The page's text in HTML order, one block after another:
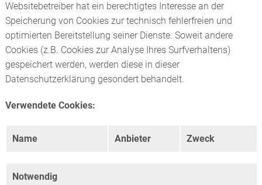
Websitebetreiber hat ein berechtigtes Interesse an der
Speicherung von Cookies zur technisch fehlerfreien und
optimierten Bereitstellung seiner Dienste. Soweit andere
Cookies (z.B. Cookies zur Analyse Ihres Surfverhaltens)
gespeichert werden, werden diese in dieser
Datenschutzerklärung gesondert behandelt.
Verwendete Cookies:
Name Anbieter Zweck
Notwendig